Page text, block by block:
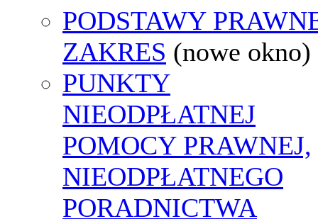
PODSTAWY
ZAKRES (nowe okno)
PUNKTY
NIEODPŁATNEJ
POMOCY PRAWNEJ,
NIEODPŁATNEGO
PORADNICTWA